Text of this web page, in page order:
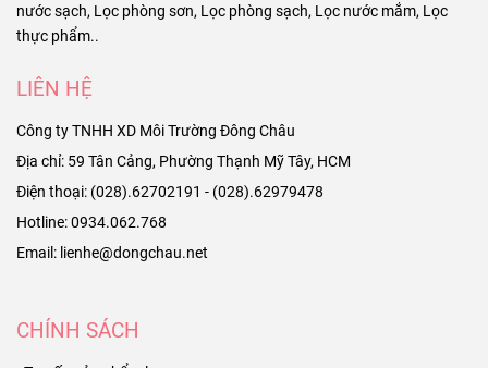
nước sạch, Lọc phòng sơn, Lọc phòng sạch, Lọc nước mắm, Lọc
thực phẩm..
LIÊN HỆ
Công ty TNHH XD Môi Trường Đông Châu
Địa chỉ: 59 Tân Cảng, Phường Thạnh Mỹ Tây, HCM
Điện thoại: (028).62702191 - (028).62979478
Hotline: 0934.062.768
Email: lienhe@dongchau.net
CHÍNH SÁCH